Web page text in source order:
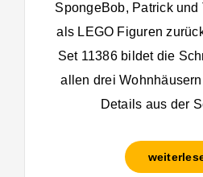
SpongeBob, Patrick und
als LEGO Figuren
Set 11386 bildet die
allen drei
Details aus der